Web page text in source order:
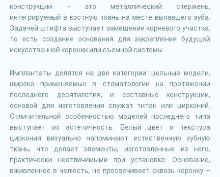
конструкции – это металлический стержень,
интегрируемый в костную ткань на месте выпавшего зуба.
Задачей штифта выступает замещение корневого участка,
то есть создание основания для закрепления будущей
искусственной коронки или съемной системы.
Имплантаты делятся на две категории: цельные модели,
широко применяемые в стоматологии на протяжении
последнего десятилетия, и составные конструкции,
основой для изготовления служат титан или цирконий.
Отличительной особенностью моделей последнего типа
выступает их эстетичность. Белый цвет и текстура
циркония визуально напоминают естественную зубную
ткань, что делает элементы, изготовленные из него,
практически неотличимыми при установке. Основание,
вживленное в челюсть, не просвечивает сквозь коронку –